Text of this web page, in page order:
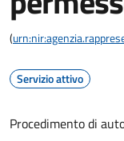
(
Servizio attivo
Procedimento di